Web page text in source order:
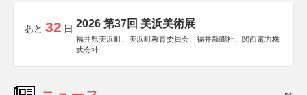
あと 32 日 2026 第37回 美浜美術展
福井県美浜町、美浜町教育委員会、福井新聞社、関西電力株
式会社